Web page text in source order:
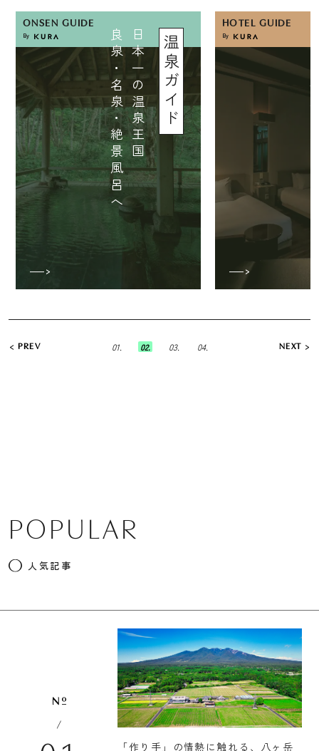
PREV NEXT
ONSEN GUIDE
By 日
本
一
の
温
泉
王
国
良
泉
・
名
泉
・
絶
景
風
呂
へ温泉ガイド
HOTEL GUIDE
By
01. 02. 03. 04.
POPULAR
人気記事
/
「作り手」の情熱に触れる、八ヶ岳